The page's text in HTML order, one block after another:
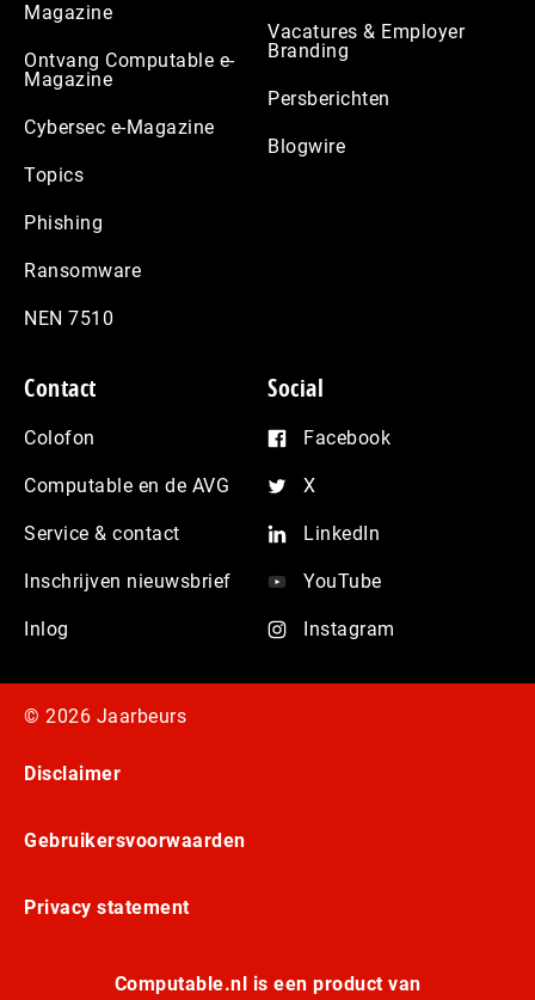
Magazine
Ontvang Computable e-
Magazine
Cybersec e-Magazine
Topics
Phishing
Ransomware
NEN 7510
Vacatures & Employer
Branding
Persberichten
Blogwire
Contact
Colofon
Computable en de AVG
Service & contact
Inschrijven nieuwsbrief
Inlog
Social
Facebook
X
LinkedIn
YouTube
Instagram
© 2026 Jaarbeurs
Disclaimer
Gebruikersvoorwaarden
Privacy statement
Computable.nl is een product van